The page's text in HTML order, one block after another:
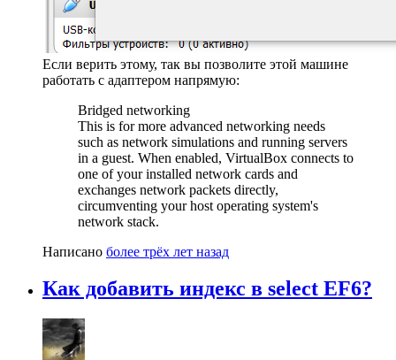
Если верить этому, так вы позволите этой машине
работать с адаптером напрямую:
Bridged networking
This is for more advanced networking needs
such as network simulations and running servers
in a guest. When enabled, VirtualBox connects to
one of your installed network cards and
exchanges network packets directly,
circumventing your host operating system's
network stack.
Написано более трёх лет назад
Как добавить индекс в select EF6?